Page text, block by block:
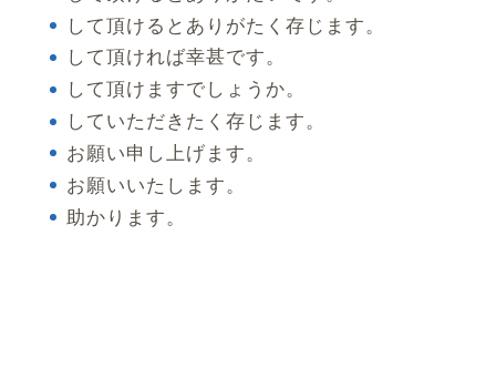
して頂けるとありがたく存じます。
して頂ければ幸甚です。
して頂けますでしょうか。
していただきたく存じます。
お願い申し上げます。
お願いいたします。
助かります。